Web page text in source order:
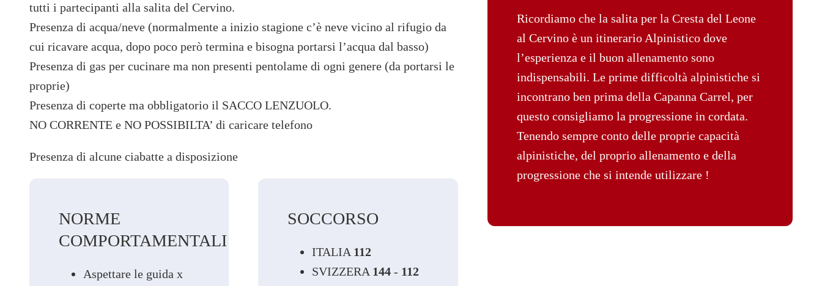
tutti i partecipanti alla salita del Cervino.
Presenza di acqua/neve (normalmente a inizio stagione c’è neve vicino al rifugio da
cui ricavare acqua, dopo poco però termina e bisogna portarsi l’acqua dal basso)
Presenza di gas per cucinare ma non presenti pentolame di ogni genere (da portarsi le
proprie)
Presenza di coperte ma obbligatorio il SACCO LENZUOLO.
NO CORRENTE e NO POSSIBILTA’ di caricare telefono
Presenza di alcune ciabatte a disposizione
NORME
COMPORTAMENTALI
Aspettare le guida x
SOCCORSO
ITALIA 112
SVIZZERA 144 - 112
Ricordiamo che la salita per la Cresta del Leone
al Cervino è un itinerario Alpinistico dove
l’esperienza e il buon allenamento sono
indispensabili. Le prime difficoltà alpinistiche si
incontrano ben prima della Capanna Carrel, per
questo consigliamo la progressione in cordata.
Tenendo sempre conto delle proprie capacità
alpinistiche, del proprio allenamento e della
progressione che si intende utilizzare !